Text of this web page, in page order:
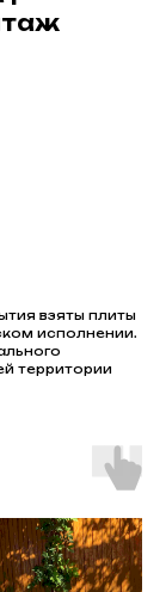
взяты плиты
исполнении.
территории